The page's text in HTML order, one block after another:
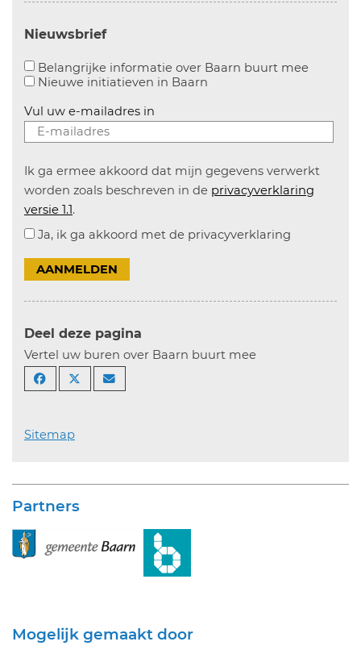
Nieuwsbrief
Belangrijke informatie over Baarn buurt mee
Nieuwe initiatieven in Baarn
Vul uw e-mailadres in
Ik ga ermee akkoord dat mijn gegevens verwerkt
worden zoals beschreven in de privacyverklaring
versie 1.1.
Ja, ik ga akkoord met de privacyverklaring
AANMELDEN
Deel deze pagina
Vertel uw buren over Baarn buurt mee
Sitemap
Partners
Mogelijk gemaakt door